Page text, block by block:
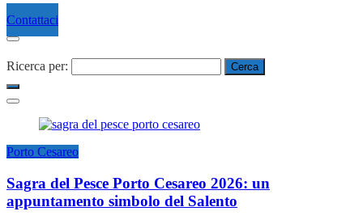
Contattaci
Ricerca per:
Porto Cesareo
Sagra del Pesce Porto Cesareo 2026: un
appuntamento simbolo del Salento